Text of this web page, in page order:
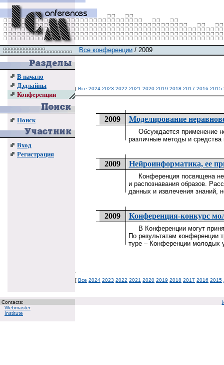
В начало
Дэдлайны
Конференции
Поиск
Вход
Регистрация
Все конференции / 2009
[ Все 2024 2023 2022 2021 2020 2019 2018 2017 2016 2015
2009 Моделирование
Обсуждается применение
различные методы и
2009 Нейроинформатика, ее
Конференция посвящена
и распознавания образов.
данных и извлечения знаний,
2009 Конференция-конкурс
В Конференции могут
По результатам конференции
туре – Конференции
[ Все 2024 2023 2022 2021 2020 2019 2018 2017 2016 2015
Contacts:
Webmaster
Institute